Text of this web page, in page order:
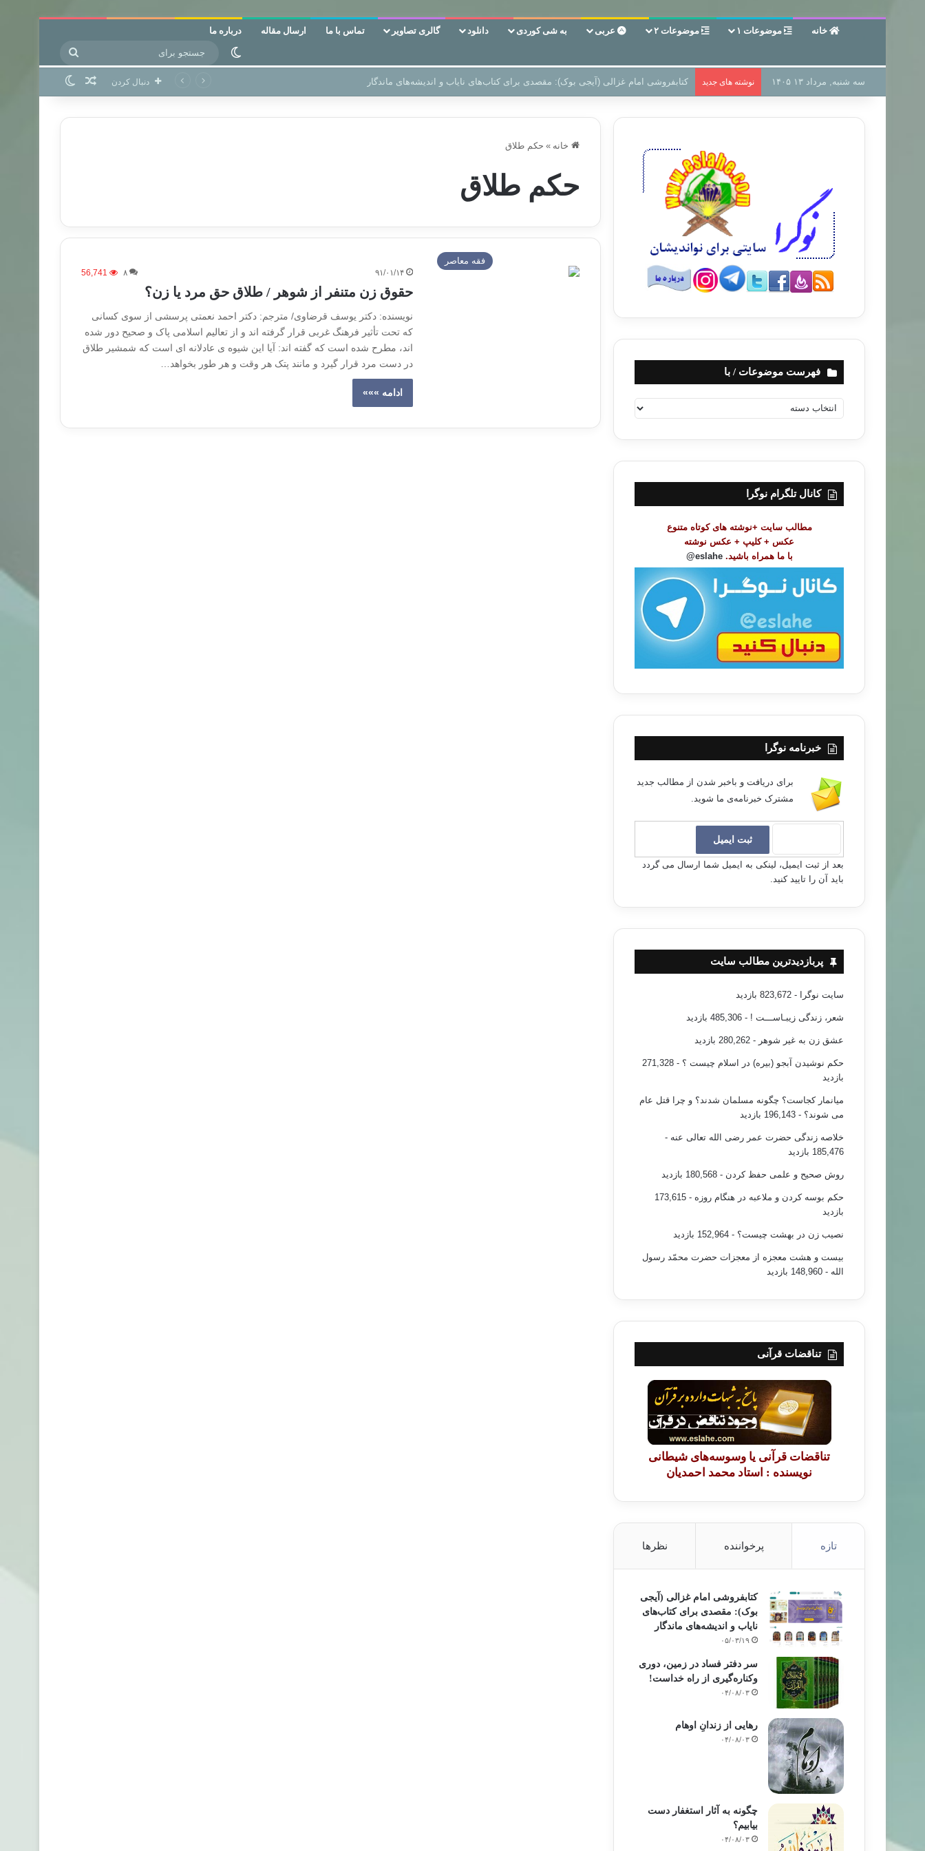
خانه موضوعات ۱ موضوعات ۲ عربی به شی کوردی دانلود گالری تصاویر تماس با ما ارسال مقاله درباره ما
تغییر پوسته
برای سه شنبه, مرداد ۱۳ ۱۴۰۵ نوشته های جدید سر دفتر فساد در زمین‌، دوری وکناره‌گیری از راه خداست‌! دنبال کردن نوشته تصادفی
خانه » حکم طلاق
حکم طلاق
فقه معاصر
۹۱/۰۱/۱۴ ۸ 56,741
حقوق زن متنفر از شوهر / طلاق حق مرد یا زن؟
نویسنده: دکتر یوسف قرضاوی/ مترجم: دکتر احمد نعمتی پرسشی از سوی کسانی
که تحت تأثیر فرهنگ غربی قرار گرفته اند و از تعالیم اسلامی پاک و صحیح دور شده
اند، مطرح شده است که گفته اند: آیا این شیوه ی عادلانه ای است که شمشیر طلاق
در دست مرد قرار گیرد و مانند پتک هر وقت و هر طور بخواهد…
ادامه »»»
فهرست موضوعات / با
ه
ت
ض
کانال تلگرام نوگرا
مطالب سایت +نوشته های کوتاه متنوع
عکس + کلیپ + عکس نوشته
با ما همراه باشید. eslahe@
خبرنامه نوگرا
برای دریافت و باخبر شدن از مطالب جدید
مشترک خبرنامه‌ی ما شوید.
بعد از ثبت ایمیل، لینکی به ایمیل شما ارسال می گردد
باید آن را تایید کنید.
پربازدیدترین مطالب سایت
سایت نوگرا - 823,672 بازدید
شعر، زندگی زیبـاســـت ! - 485,306 بازدید
عشق زن به غیر شوهر - 280,262 بازدید
حکم نوشیدن آبجو (بیره) در اسلام چیست ؟
- 271,328
بازدید
میانمار کجاست؟ چگونه مسلمان شدند؟ و چرا قتل عام
می شوند؟ - 196,143 بازدید
خلاصه زندگی حضرت عمر رضی الله تعالی عنه -
185,476 بازدید
روش صحیح و علمی حفظ کردن - 180,568 بازدید
حکم بوسه کردن و ملاعبه در هنگام روزه
- 173,615
بازدید
نصیب زن در بهشت چیست؟ - 152,964 بازدید
بیست و هشت معجزه از معجزات حضرت محمّد رسول
الله - 148,960 بازدید
تناقضات قرآنی
تناقضات قرآنی یا وسوسه‌های شیطانی
نویسنده : استاد محمد احمدیان
تازه پرخواننده نظرها
کتابفروشی امام غزالی (آیجی
بوک): مقصدی برای کتاب‌های
نایاب و اندیشه‌های ماندگار
۰۵/۰۳/۱۹
سر دفتر فساد در زمین‌، دوری
وکناره‌گیری از راه خداست‌!
۰۴/۰۸/۰۳
رهایی از زندانِ اوهام
۰۴/۰۸/۰۳
چگونه به آثار استغفار دست
بیابیم؟
۰۴/۰۸/۰۳